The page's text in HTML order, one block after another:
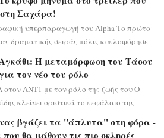
Σαχάρα!
υπερπαραγωγή του Alpha Το πρώτο
δραματικής σειράς μόλις κυκλοφόρησε
Η μεταμόρφωση του Τάσου
τον νέο του ρόλο
στον ΑΝΤ1 με τον ρόλο της ζωής του Ο
κλείνει οριστικά το κεφάλαιο της
βγάζει τα "άπλυτα" στη φόρα -
θα μάθουν τις πιο σκληρές